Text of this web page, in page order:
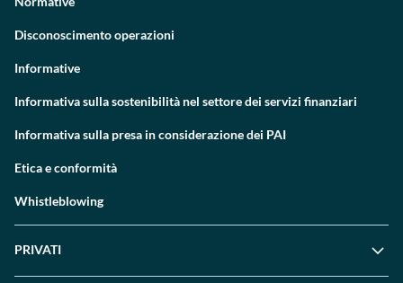
Disconoscimento operazioni
Informative
Informativa sulla sostenibilità nel settore dei servizi finanziari
Informativa sulla presa in considerazione dei PAI
Etica e conformità
Whistleblowing
PRIVATI